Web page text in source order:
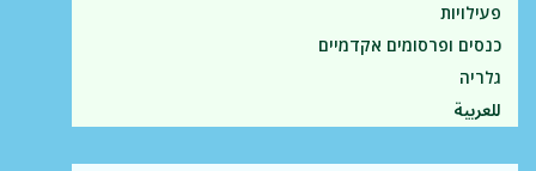
פעילויות
כנסים ופרסומים אקדמיים
גלריה
للعربية